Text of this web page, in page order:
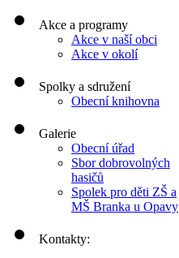
Akce a programy
Akce v naší obci
Akce v okolí
Spolky a sdružení
Obecní knihovna
Galerie
Obecní úřad
Sbor dobrovolných
hasičů
Spolek pro děti ZŠ a
MŠ Branka u Opavy
Kontakty: